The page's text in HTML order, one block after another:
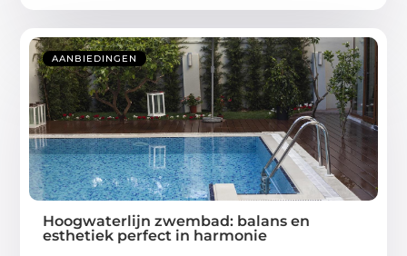
AANBIEDINGEN
Hoogwaterlijn zwembad: balans en
esthetiek perfect in harmonie